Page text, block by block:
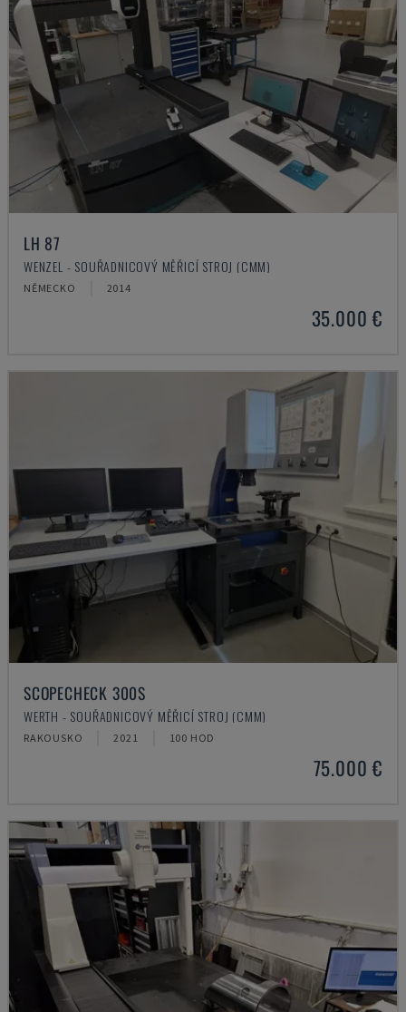
LH 87
WENZEL - SOUŘADNICOVÝ MĚŘICÍ STROJ (CMM)
NĚMECKO 2014
35.000 €
SCOPECHECK 300S
WERTH - SOUŘADNICOVÝ MĚŘICÍ STROJ (CMM)
RAKOUSKO 2021 100 HOD
75.000 €